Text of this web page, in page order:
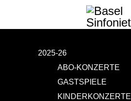
2025-26
ABO-KONZERTE
GASTSPIELE
KINDERKONZERTE